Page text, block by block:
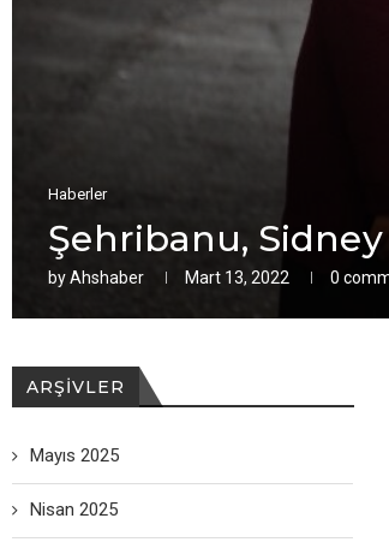
Haberler
Şеhribanu,
byAhshaber Mart 13, 2022 0
ARŞIVLER
Mayıs 2025
Nisan 2025